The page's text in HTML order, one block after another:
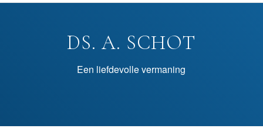
DS. A. SCHOT
Een liefdevolle vermaning